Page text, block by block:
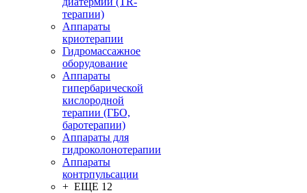
терапии)
Аппараты
криотерапии
Гидромассажное
оборудование
Аппараты
гипербарической
кислородной
терапии (ГБО,
баротерапии)
Аппараты для
гидроколонотерапии
Аппараты
контрпульсации
+ ЕЩЕ 12